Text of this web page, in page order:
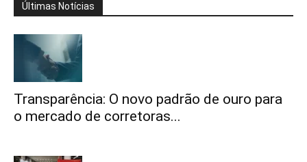
Últimas Notícias
Transparência: O novo padrão de ouro para
o mercado de corretoras...